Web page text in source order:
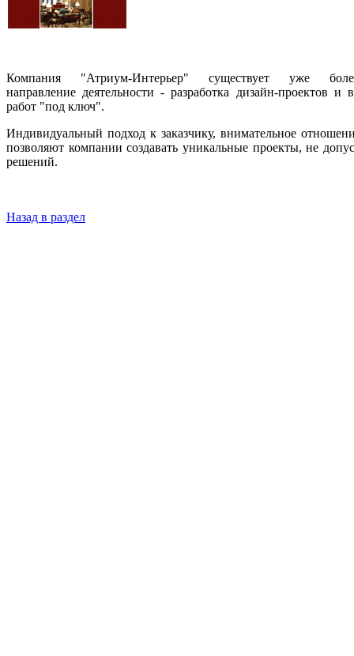
Компания "Атриум-Интерьер" существует уже
направление деятельности - разработка дизайн-проектов
работ "под ключ".
Индивидуальный подход к заказчику, внимательное
позволяют компании создавать уникальные проекты, не
решений.
Назад в раздел